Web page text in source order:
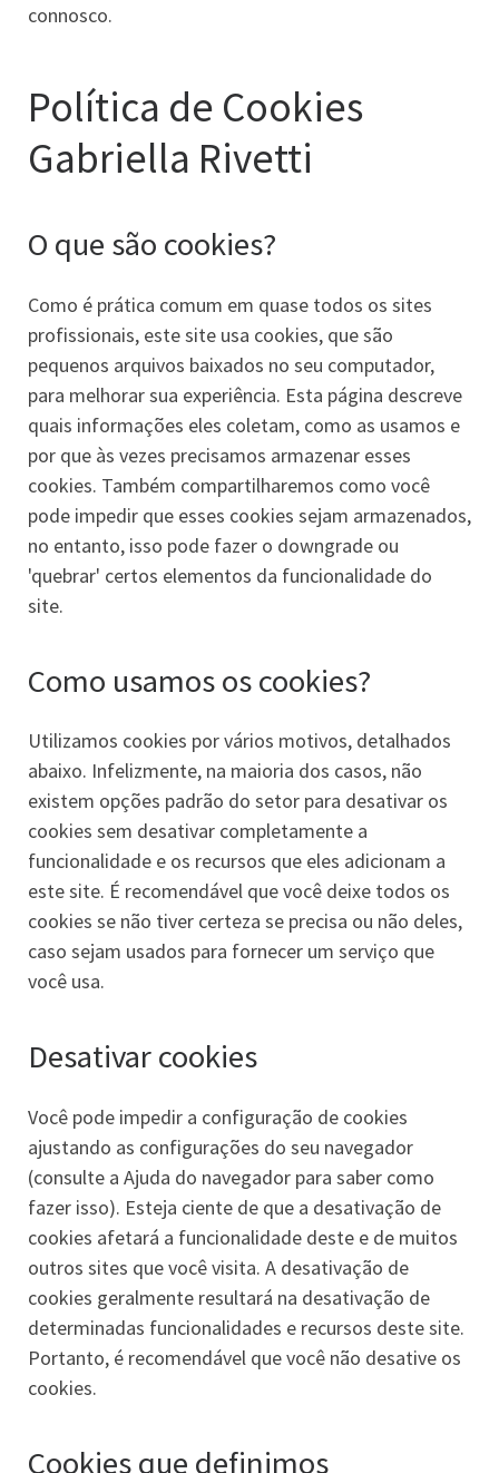
connosco.
Política de Cookies
Gabriella Rivetti
O que são cookies?
Como é prática comum em quase todos os sites
profissionais, este site usa cookies, que são
pequenos arquivos baixados no seu computador,
para melhorar sua experiência. Esta página descreve
quais informações eles coletam, como as usamos e
por que às vezes precisamos armazenar esses
cookies. Também compartilharemos como você
pode impedir que esses cookies sejam armazenados,
no entanto, isso pode fazer o downgrade ou
'quebrar' certos elementos da funcionalidade do
site.
Como usamos os cookies?
Utilizamos cookies por vários motivos, detalhados
abaixo. Infelizmente, na maioria dos casos, não
existem opções padrão do setor para desativar os
cookies sem desativar completamente a
funcionalidade e os recursos que eles adicionam a
este site. É recomendável que você deixe todos os
cookies se não tiver certeza se precisa ou não deles,
caso sejam usados ​​para fornecer um serviço que
você usa.
Desativar cookies
Você pode impedir a configuração de cookies
ajustando as configurações do seu navegador
(consulte a Ajuda do navegador para saber como
fazer isso). Esteja ciente de que a desativação de
cookies afetará a funcionalidade deste e de muitos
outros sites que você visita. A desativação de
cookies geralmente resultará na desativação de
determinadas funcionalidades e recursos deste site.
Portanto, é recomendável que você não desative os
cookies.
Cookies que definimos